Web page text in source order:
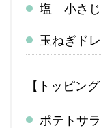
塩 小さ
玉ねぎド
【トッピング
ポテトサ